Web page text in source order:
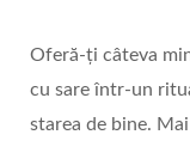
Oferă‑ți câteva
cu sare într‑un
starea de bine.